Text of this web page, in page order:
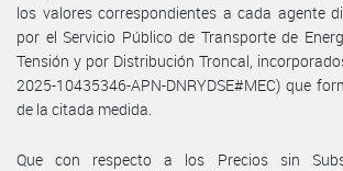
los valores correspondientes a cada agente
por el Servicio Público de Transporte de
Tensión y por Distribución Troncal,
2025-10435346-APN-DNRYDSE#MEC) que
de la citada medida.
Que con respecto a los Precios sin